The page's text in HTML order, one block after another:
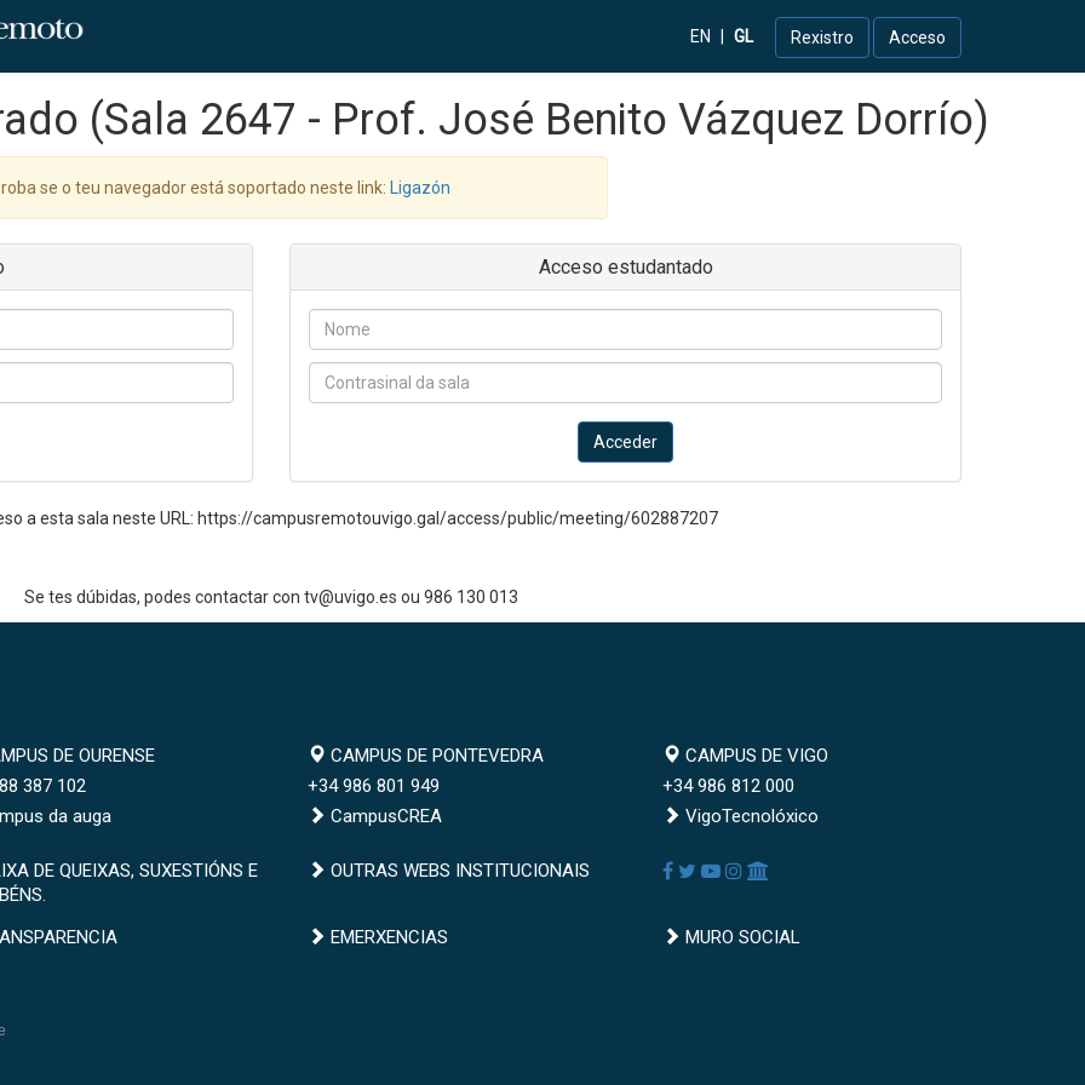
EN GL Rexistro Acceso
(Sala 2647 - Prof. José Benito Vázquez Dorrío)
se o teu navegador está soportado neste link: Ligazón
Acceso estudantado
Acceder
a esta sala neste URL: https://campusremotouvigo.gal/access/public/meeting/602887207
Se tes dúbidas, podes contactar con tv@uvigo.es ou 986 130 013
DE OURENSE
387 102
da auga
Campus
de
Pontevedra
CAMPUS DE PONTEVEDRA
+34 986 801 949
CampusCREA
Campus
de
Vigo
CAMPUS DE VIGO
+34 986 812 000
VigoTecnolóxico
DE QUEIXAS, SUXESTIÓNS E
Outras
institucionais
OUTRAS WEBS INSTITUCIONAIS
Redes
Facebook
Twitter
Youtube
Instagram
AppleU
Emerxencias
EMERXENCIAS
Muro
MURO SOCIAL